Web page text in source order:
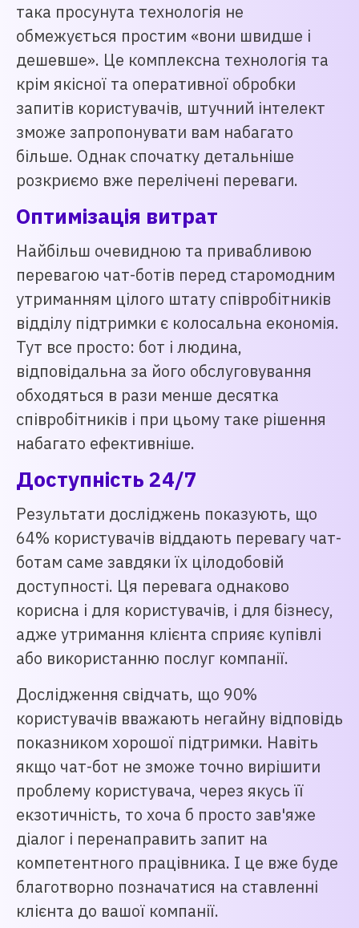
така просунута технологія не
обмежується простим «вони швидше і
дешевше». Це комплексна технологія та
крім якісної та оперативної обробки
запитів користувачів, штучний інтелект
зможе запропонувати вам набагато
більше. Однак спочатку детальніше
розкриємо вже перелічені переваги.
Оптимізація витрат
Найбільш очевидною та привабливою
перевагою чат-ботів перед старомодним
утриманням цілого штату співробітників
відділу підтримки є колосальна економія.
Тут все просто: бот і людина,
відповідальна за його обслуговування
обходяться в рази менше десятка
співробітників і при цьому таке рішення
набагато ефективніше.
Доступність 24/7
Результати досліджень показують, що
64% користувачів віддають перевагу чат-
ботам саме завдяки їх цілодобовій
доступності. Ця перевага однаково
корисна і для користувачів, і для бізнесу,
адже утримання клієнта сприяє купівлі
або використанню послуг компанії.
Дослідження свідчать, що 90%
користувачів вважають негайну відповідь
показником хорошої підтримки. Навіть
якщо чат-бот не зможе точно вирішити
проблему користувача, через якусь її
екзотичність, то хоча б просто зав'яже
діалог і перенаправить запит на
компетентного працівника. І це вже буде
благотворно позначатися на ставленні
клієнта до вашої компанії.